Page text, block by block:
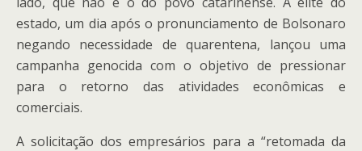
estado, um dia após o pronunciamento de Bolsonaro
negando necessidade de quarentena, lançou uma
campanha genocida com o objetivo de pressionar
para o retorno das atividades econômicas e
comerciais.
A solicitação dos empresários para a “retomada da